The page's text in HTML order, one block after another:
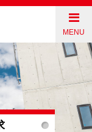
県宇都宮市）
MENU
は
り